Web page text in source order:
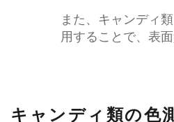
また、キャンディ
用することで、表
キャンディ類の色